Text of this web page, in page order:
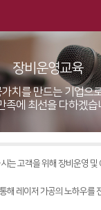
장비운영교육
치를 만드는 기업으
족에 최선을 다하겠습
는 고객을 위해 장비운영
해 레이저 가공의 노하우를